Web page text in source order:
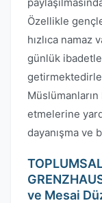
Özellikle
hızlıca namaz
günlük
Müslümanların
etmelerine
dayanışma ve
ve Mesai